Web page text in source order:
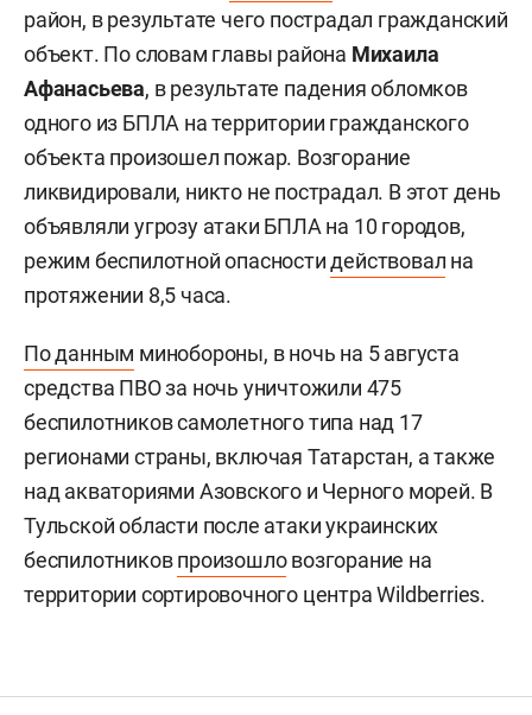
район, в результате чего пострадал гражданский
объект. По словам главы района Михаила
Афанасьева, в результате падения обломков
одного из БПЛА на территории гражданского
объекта произошел пожар. Возгорание
ликвидировали, никто не пострадал. В этот день
объявляли угрозу атаки БПЛА на 10 городов,
режим беспилотной опасностидействовал на
протяжении 8,5 часа.
По данным минобороны, в ночь на 5 августа
средства ПВО за ночь уничтожили 475
беспилотников самолетного типа над 17
регионами страны, включая Татарстан, а также
над акваториями Азовского и Черного морей. В
Тульской области после атаки украинских
беспилотниковпроизошловозгорание на
территории сортировочного центра Wildberries.